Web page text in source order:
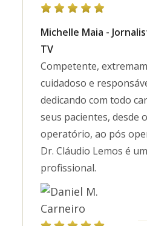
Michelle Maia -
TV
Competente,
cuidadoso e
dedicando com todo
seus pacientes, desde
operatório, ao pós
Dr. Cláudio Lemos é
profissional.